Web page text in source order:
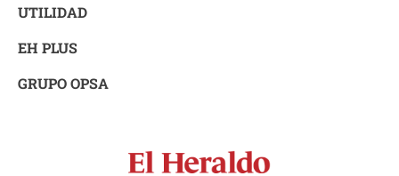
UTILIDAD
EH PLUS
GRUPO OPSA